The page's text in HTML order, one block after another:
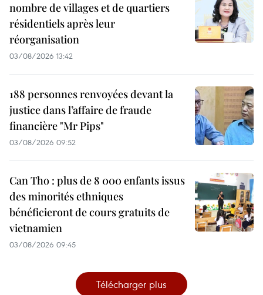
nombre de villages et de quartiers
résidentiels après leur
réorganisation
03/08/2026 13:42
188 personnes renvoyées devant la
justice dans l’affaire de fraude
financière "Mr Pips"
03/08/2026 09:52
Can Tho : plus de 8 000 enfants issus
des minorités ethniques
bénéficieront de cours gratuits de
vietnamien
03/08/2026 09:45
Télécharger plus